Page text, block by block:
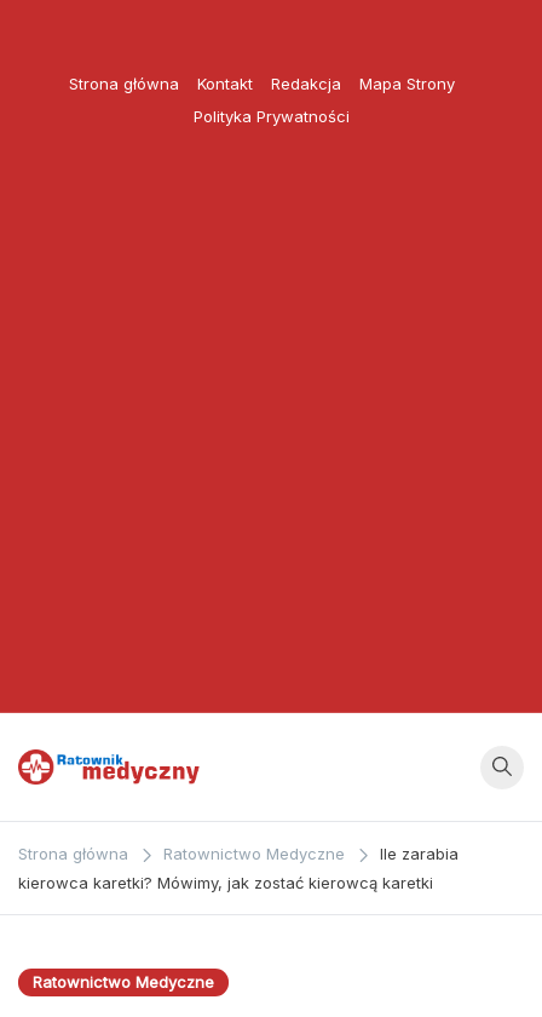
Strona główna Kontakt Redakcja
Mapa Strony
Polityka Prywatności
Ratownik
Medyczny
zagadnieniom z
bezpośrednio
Strona główna Ratownictwo Medyczne
Ile zarabia
kierowca karetki? Mówimy, jak zostać kierowcą karetki
Ratownictwo Medyczne